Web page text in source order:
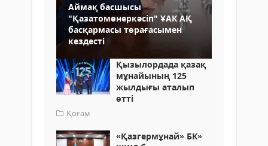
Аймақ басшысы
"Қазатомөнеркәсіп" ҰАК АҚ
басқармасы төрағасымен
кездесті
Қызылордада қазақ
мұнайының 125
жылдығы аталып
өтті
Қоғам
«Қазгермұнай» БК»